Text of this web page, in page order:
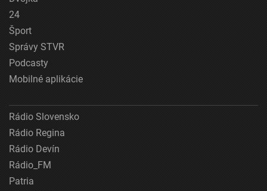
24
Šport
Správy STVR
Podcasty
Mobilné aplikácie
Rádio Slovensko
Rádio Regina
Rádio Devín
Rádio_FM
Patria